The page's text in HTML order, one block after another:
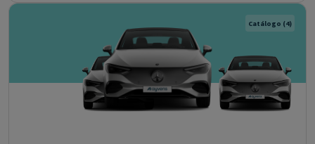
Catálogo (4)